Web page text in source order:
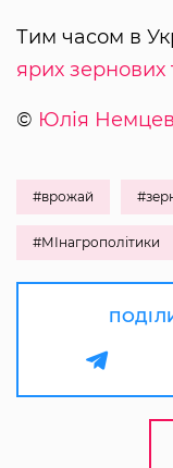
Тим часом в
ярих зернових
© Юлія
#врожай
#МІнагрополітики